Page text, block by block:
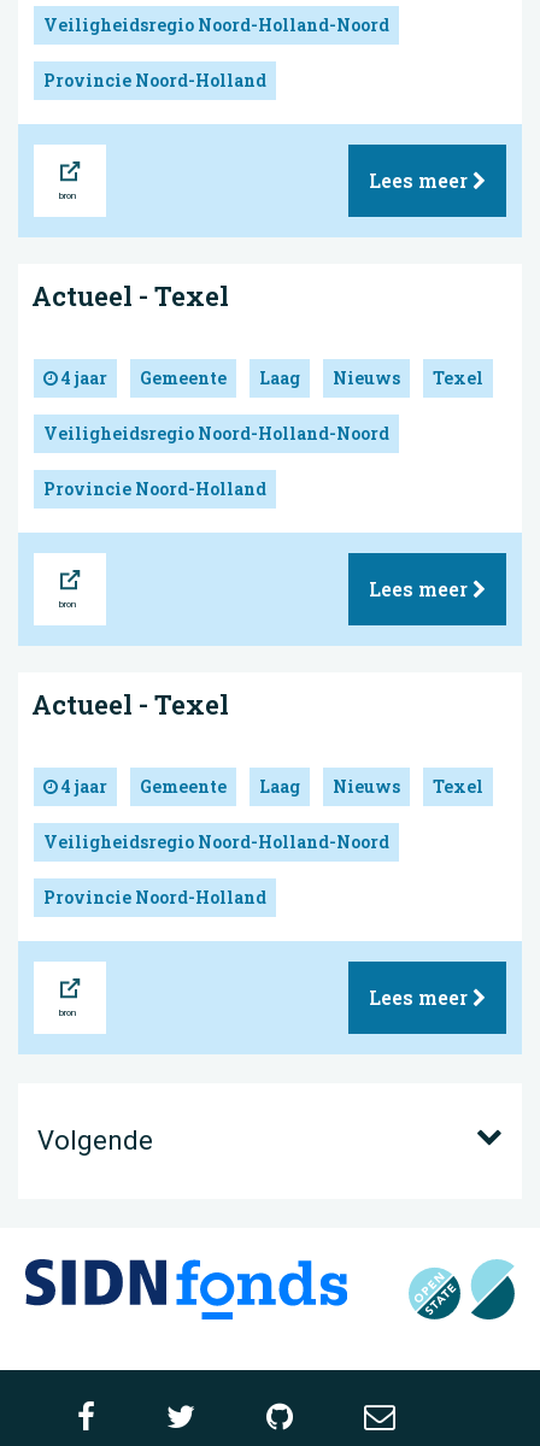
Veiligheidsregio Noord-Holland-Noord
Provincie Noord-Holland
Lees meer
Actueel - Texel
4 jaar Gemeente Laag Nieuws Texel
Veiligheidsregio Noord-Holland-Noord
Provincie Noord-Holland
Lees meer
Actueel - Texel
4 jaar Gemeente Laag Nieuws Texel
Veiligheidsregio Noord-Holland-Noord
Provincie Noord-Holland
Lees meer
Volgende